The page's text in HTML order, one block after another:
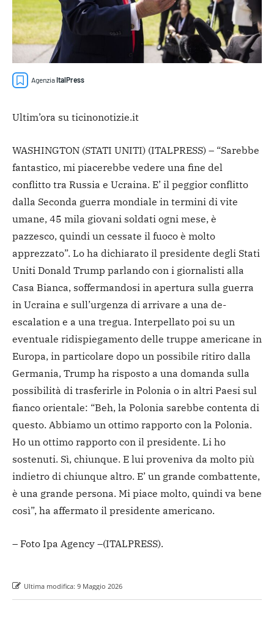
AgenziaItalPress
Ultim’ora su ticinonotizie.it
WASHINGTON (STATI UNITI) (ITALPRESS) – “Sarebbe
fantastico, mi piacerebbe vedere una fine del
conflitto tra Russia e Ucraina. E’ il peggior conflitto
dalla Seconda guerra mondiale in termini di vite
umane, 45 mila giovani soldati ogni mese, è
pazzesco, quindi un cessate il fuoco è molto
apprezzato”. Lo ha dichiarato il presidente degli Stati
Uniti Donald Trump parlando con i giornalisti alla
Casa Bianca, soffermandosi in apertura sulla guerra
in Ucraina e sull’urgenza di arrivare a una de-
escalation e a una tregua. Interpellato poi su un
eventuale ridispiegamento delle truppe americane in
Europa, in particolare dopo un possibile ritiro dalla
Germania, Trump ha risposto a una domanda sulla
possibilità di trasferirle in Polonia o in altri Paesi sul
fianco orientale: “Beh, la Polonia sarebbe contenta di
questo. Abbiamo un ottimo rapporto con la Polonia.
Ho un ottimo rapporto con il presidente. Li ho
sostenuti. Sì, chiunque. E lui proveniva da molto più
indietro di chiunque altro. E’ un grande combattente,
è una grande persona. Mi piace molto, quindi va bene
così”, ha affermato il presidente americano.
– Foto Ipa Agency –(ITALPRESS).
Ultima modifica: 9 Maggio 2026